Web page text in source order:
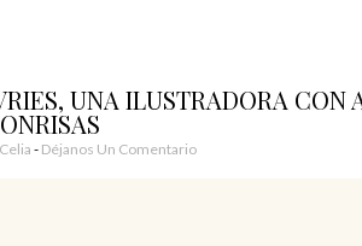
UNA ILUSTRADORA CON
Celia Déjanos Un Comentario